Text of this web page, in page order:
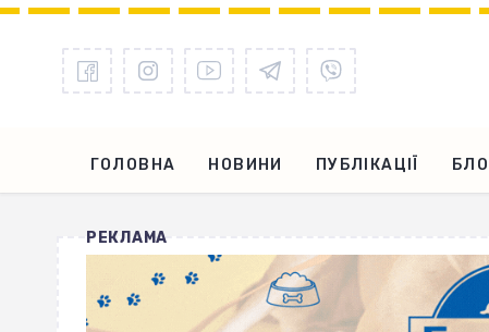
ГОЛОВНА НОВИНИ ПУБЛІКАЦІЇ
РЕКЛАМА